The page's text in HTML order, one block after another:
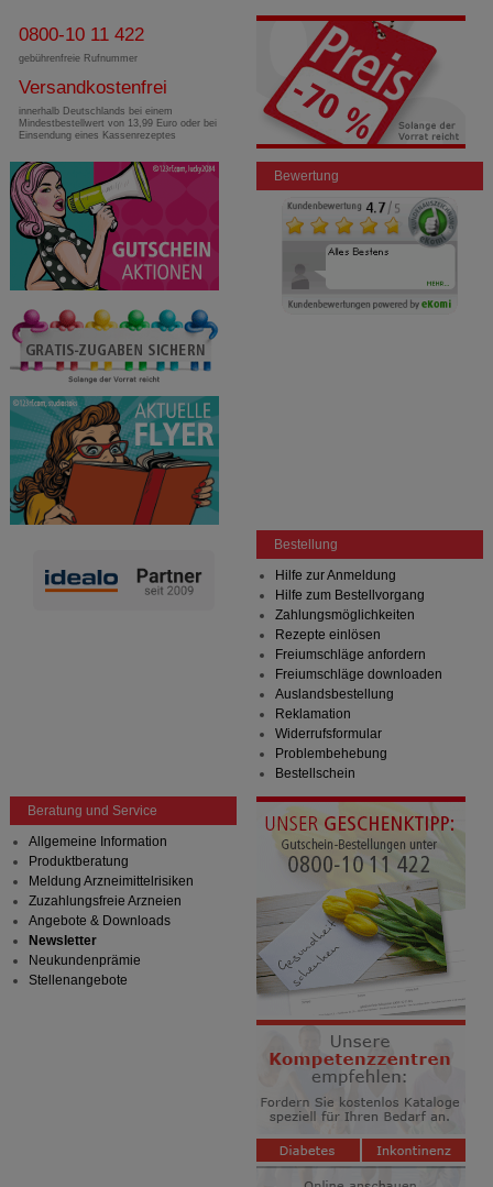
0800-10 11 422
gebührenfreie Rufnummer
Versandkostenfrei
innerhalb Deutschlands bei einem
Mindestbestellwert von 13,99 Euro oder bei
Einsendung eines Kassenrezeptes
Bewertung
Bestellung
Hilfe zur Anmeldung
Hilfe zum Bestellvorgang
Zahlungsmöglichkeiten
Rezepte einlösen
Freiumschläge anfordern
Freiumschläge downloaden
Auslandsbestellung
Reklamation
Widerrufsformular
Problembehebung
Bestellschein
Beratung und Service
Allgemeine Information
Produktberatung
Meldung Arzneimittelrisiken
Zuzahlungsfreie Arzneien
Angebote & Downloads
Newsletter
Neukundenprämie
Stellenangebote